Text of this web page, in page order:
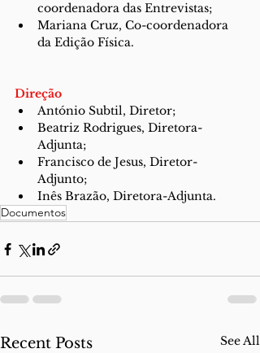
coordenadora das Entrevistas;
Mariana Cruz, Co-coordenadora
da Edição Física.
Direção
António Subtil, Diretor;
Beatriz Rodrigues, Diretora-
Adjunta;
Francisco de Jesus, Diretor-
Adjunto;
Inês Brazão, Diretora-Adjunta.
Documentos
Recent Posts See All